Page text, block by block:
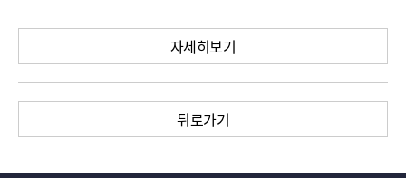
자세히보기
뒤로가기